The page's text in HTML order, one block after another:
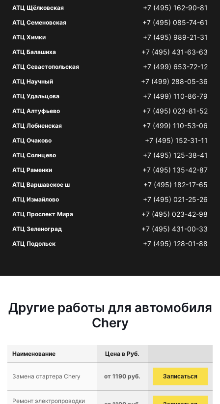
АТЦ Щёлковская +7 (495) 162-90-81
АТЦ Семеновская +7 (495) 085-74-61
АТЦ Химки +7 (495) 989-21-31
АТЦ Балашиха +7 (495) 431-63-63
АТЦ Севастопольская +7 (499) 653-72-12
АТЦ Научный +7 (499) 288-05-36
АТЦ Удальцова +7 (499) 110-86-79
АТЦ Алтуфьево +7 (495) 023-81-52
АТЦ Лобненская +7 (499) 110-53-06
АТЦ Очаково +7 (495) 152-31-11
АТЦ Солнцево +7 (495) 125-38-41
АТЦ Раменки +7 (495) 135-42-87
АТЦ Варшавское ш +7 (495) 182-17-65
АТЦ Измайлово +7 (495) 021-25-26
АТЦ Проспект Мира +7 (495) 023-42-98
АТЦ Зеленоград +7 (495) 431-00-33
АТЦ Подольск +7 (495) 128-01-88
Другие работы для автомобиля
Chery
Наименование Цена в Руб.
Замена стартера Chery от 1190 руб. Записаться
Ремонт электропроводки